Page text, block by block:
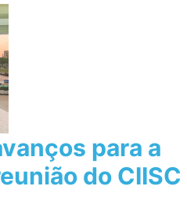
para a
do CIISC